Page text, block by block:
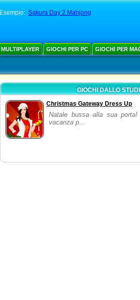
Esempio: Sakura Day 2 Mahjong
MULTIPLAYER GIOCHI PER PC GIOCHI PER
GIOCHI DALLO
Christmas Gateway Dress Up
Natale bussa alla sua
vacanza p...